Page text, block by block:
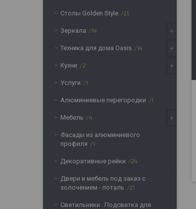
Столы Golden Style 21
Зеркала 14
Техника для дома Oasis 14
Кухни 2
Услуги 1
Алюминиевые перегородки 1
Мебель 4
Фасады из алюминиевого
профиля
1
Декоративные рейки 24
Двери и мебель под заказ с
золочением - поталь
21
Светильники . Подсветка для